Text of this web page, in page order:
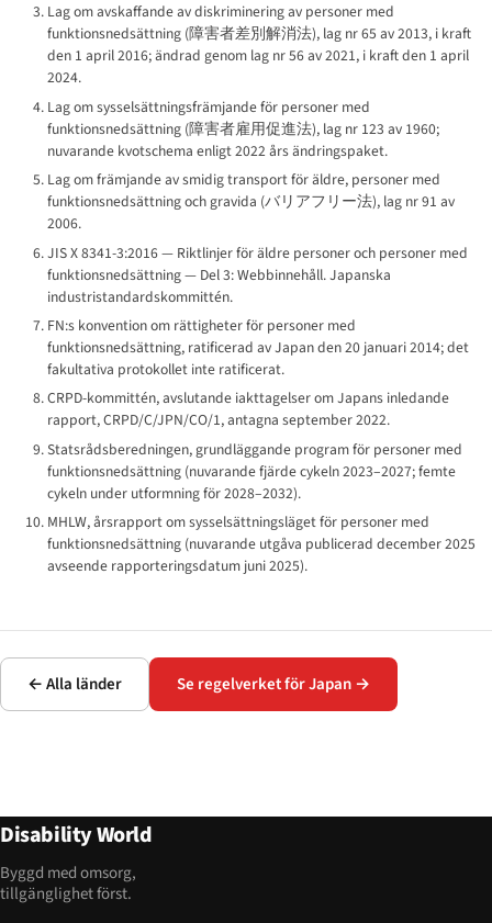
Lag om avskaffande av diskriminering av personer med
funktionsnedsättning (障害者差別解消法), lag nr 65 av 2013, i kraft
den 1 april 2016; ändrad genom lag nr 56 av 2021, i kraft den 1 april
2024.
Lag om sysselsättningsfrämjande för personer med
funktionsnedsättning (障害者雇用促進法), lag nr 123 av 1960;
nuvarande kvotschema enligt 2022 års ändringspaket.
Lag om främjande av smidig transport för äldre, personer med
funktionsnedsättning och gravida (バリアフリー法), lag nr 91 av
2006.
JIS X 8341-3:2016 — Riktlinjer för äldre personer och personer med
funktionsnedsättning — Del 3: Webbinnehåll. Japanska
industristandards­kommittén.
FN:s konvention om rättigheter för personer med
funktionsnedsättning, ratificerad av Japan den 20 januari 2014; det
fakultativa protokollet inte ratificerat.
CRPD-kommittén, avslutande iakttagelser om Japans inledande
rapport, CRPD/C/JPN/CO/1, antagna september 2022.
Statsrådsberedningen, grundläggande program för personer med
funktionsnedsättning (nuvarande fjärde cykeln 2023–2027; femte
cykeln under utformning för 2028–2032).
MHLW, årsrapport om sysselsättningsläget för personer med
funktionsnedsättning (nuvarande utgåva publicerad december 2025
avseende rapporteringsdatum juni 2025).
← Alla länder Se regelverket för Japan →
Disability World
Byggd med omsorg,
tillgänglighet först.